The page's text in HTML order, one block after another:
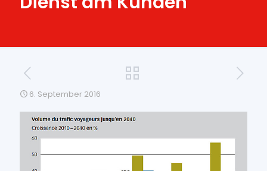
6. September 2016